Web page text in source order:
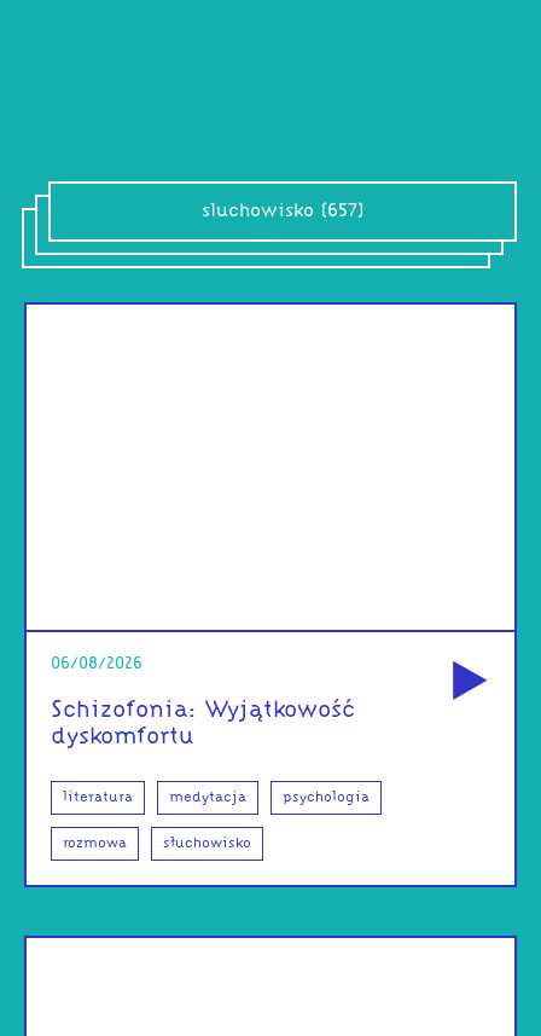
sluchowisko (657)
06/08/2026
Schizofonia: Wyjątkowość
dyskomfortu
literatura medytacja psychologia
rozmowa słuchowisko